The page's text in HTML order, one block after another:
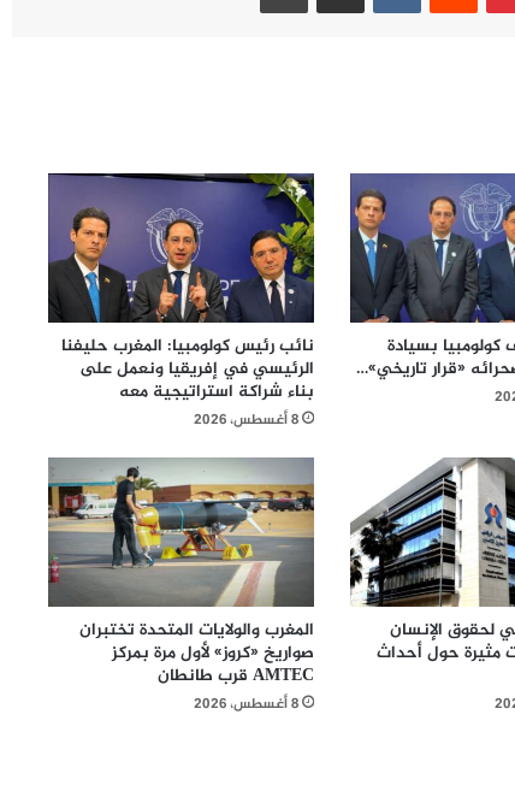
كولومبيا بسيادة
«قرار تاريخي»…
نائب رئيس كولومبيا: المغرب حليفنا
الرئيسي في إفريقيا ونعمل على
بناء شراكة استراتيجية معه
8 أغسطس، 2026
لحقوق الإنسان
حول أحداث
المغرب والولايات المتحدة تختبران
صواريخ «كروز» لأول مرة بمركز
AMTEC قرب طانطان
8 أغسطس، 2026